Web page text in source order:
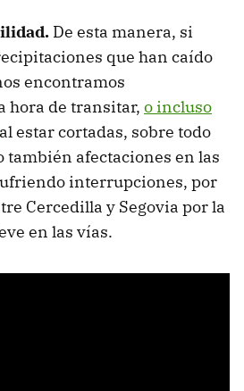
De esta manera, si
que han caído
encontramos
hora de transitar, o incluso
al estar cortadas, sobre todo
también afectaciones en las
interrupciones, por
Cercedilla y Segovia por la
en las vías.